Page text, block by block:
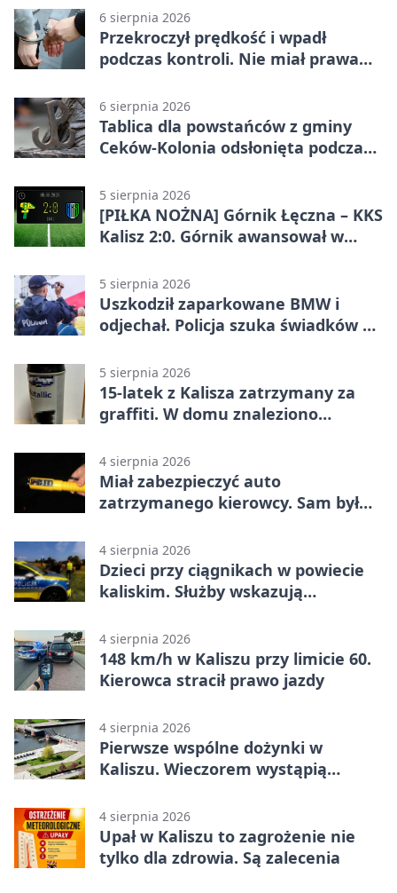
6 sierpnia 2026
Przekroczył prędkość i wpadł
podczas kontroli. Nie miał prawa
6 sierpnia 2026
Tablica dla powstańców z gminy
Ceków-Kolonia odsłonięta podczas
5 sierpnia 2026
[PIŁKA NOŻNA] Górnik Łęczna – KKS
Kalisz 2:0. Górnik awansował w
5 sierpnia 2026
Uszkodził zaparkowane BMW i
odjechał. Policja szuka świadków w
5 sierpnia 2026
15-latek z Kalisza zatrzymany za
graffiti. W domu znaleziono
4 sierpnia 2026
Miał zabezpieczyć auto
zatrzymanego kierowcy. Sam był
4 sierpnia 2026
Dzieci przy ciągnikach w powiecie
kaliskim. Służby wskazują
4 sierpnia 2026
148 km/h w Kaliszu przy limicie 60.
Kierowca stracił prawo jazdy
4 sierpnia 2026
Pierwsze wspólne dożynki w
Kaliszu. Wieczorem wystąpią
4 sierpnia 2026
Upał w Kaliszu to zagrożenie nie
tylko dla zdrowia. Są zalecenia